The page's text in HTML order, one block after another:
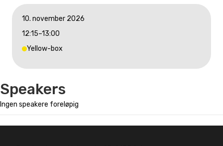
10. november 2026
12:15–13:00
Yellow-box
Speakers
Ingen speakere foreløpig